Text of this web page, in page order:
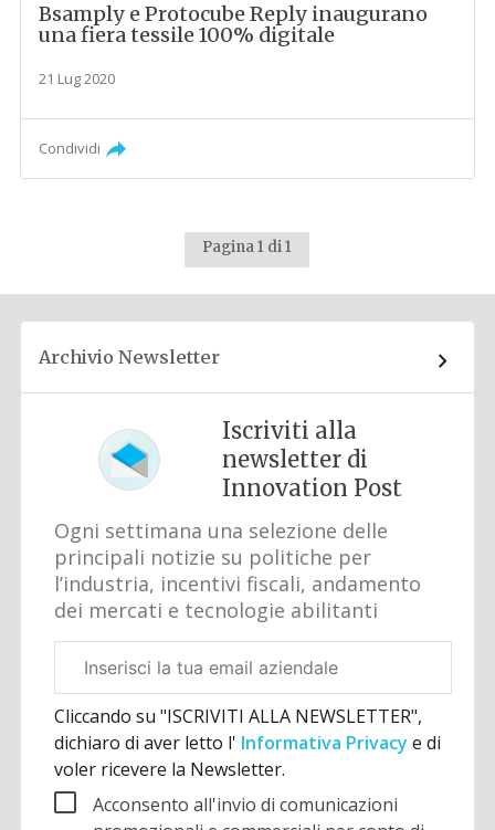
Bsamply e Protocube Reply inaugurano
una fiera tessile 100% digitale
21 Lug 2020
Condividi
Pagina 1 di 1
Archivio Newsletter
Iscriviti alla
newsletter di
Innovation Post
Ogni settimana una selezione delle
principali notizie su politiche per
l’industria, incentivi fiscali, andamento
dei mercati e tecnologie abilitanti
aziendale
Cliccando su "ISCRIVITI ALLA NEWSLETTER",
dichiaro di aver letto l' Informativa Privacye di
voler ricevere la Newsletter.
Acconsento all'invio di comunicazioni